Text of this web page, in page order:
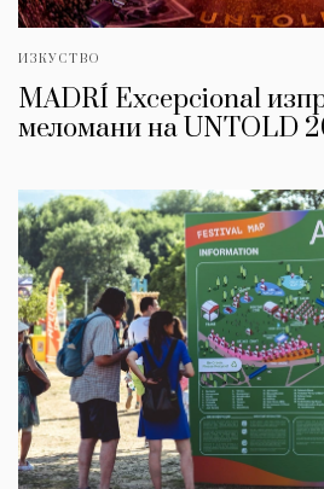
ИЗКУСТВО
MADRÍ Excepcional
меломани на UNTOLD